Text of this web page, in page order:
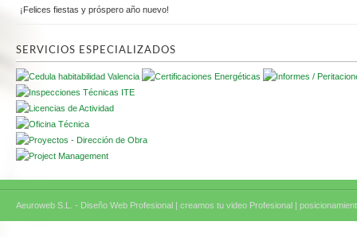
¡Felices fiestas y próspero año nuevo!
SERVICIOS ESPECIALIZADOS
Aeuroweb S.L. - Diseño Web Profesional | creamos tu video Profesional |